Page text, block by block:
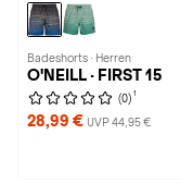
Badeshorts · Herren
O'NEILL · FIRST 15
(0) 1
28,99 € UVP 44,95 €